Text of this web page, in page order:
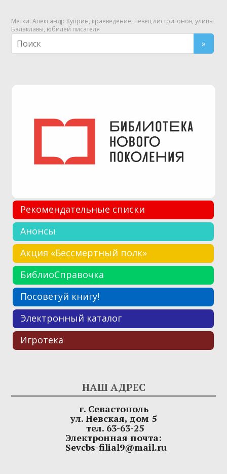
Метки:Александр Куприн, краеведение, певец листригонов,улицы
Балаклавы, юбилей писателя
Рекомендательные списки
Анонсы
Акция «Бессмертный полк»
БиблиоСправочка
Посоветуй книгу!
Электронный каталог
Игротека
НАШ АДРЕС
г. Севастополь
ул. Невская, дом 5
тел. 63-63-25
Электронная почта:
Sevcbs-filial9@mail.ru